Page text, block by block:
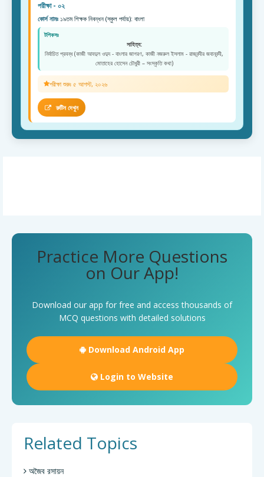
পরীক্ষা - ০২
কোর্স নামঃ ১৯তম শিক্ষক নিবন্ধন (স্কুল পর্যায়): বাংলা
টপিকসঃ
সাহিত্য:
নির্বাচিত প্রবন্ধ (কাজী আবদুল ওদুদ - বাংলার জাগরণ, কাজী নজরুল ইসলাম - রাজবন্দীর জবানবন্দী,
মোতাহের হোসেন চৌধুরী – সংস্কৃতি কথা)
পরীক্ষা শুরুঃ ৫ আগস্ট, ২০২৬
রুটিন দেখুন
Practice More Questions
on Our App!
Download our app for free and access thousands of
MCQ questions with detailed solutions
Download Android App
Login to Website
Related Topics
অজৈব রসায়ন